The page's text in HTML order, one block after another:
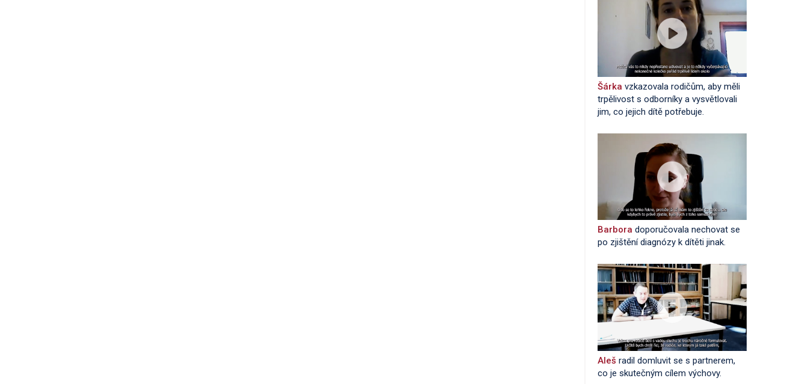
Šárka vzkazovala rodičům, aby měli
trpělivost s odborníky a vysvětlovali
jim, co jejich dítě potřebuje.
Barbora doporučovala nechovat se
po zjištění diagnózy k dítěti jinak.
Aleš radil domluvit se s partnerem,
co je skutečným cílem výchovy.